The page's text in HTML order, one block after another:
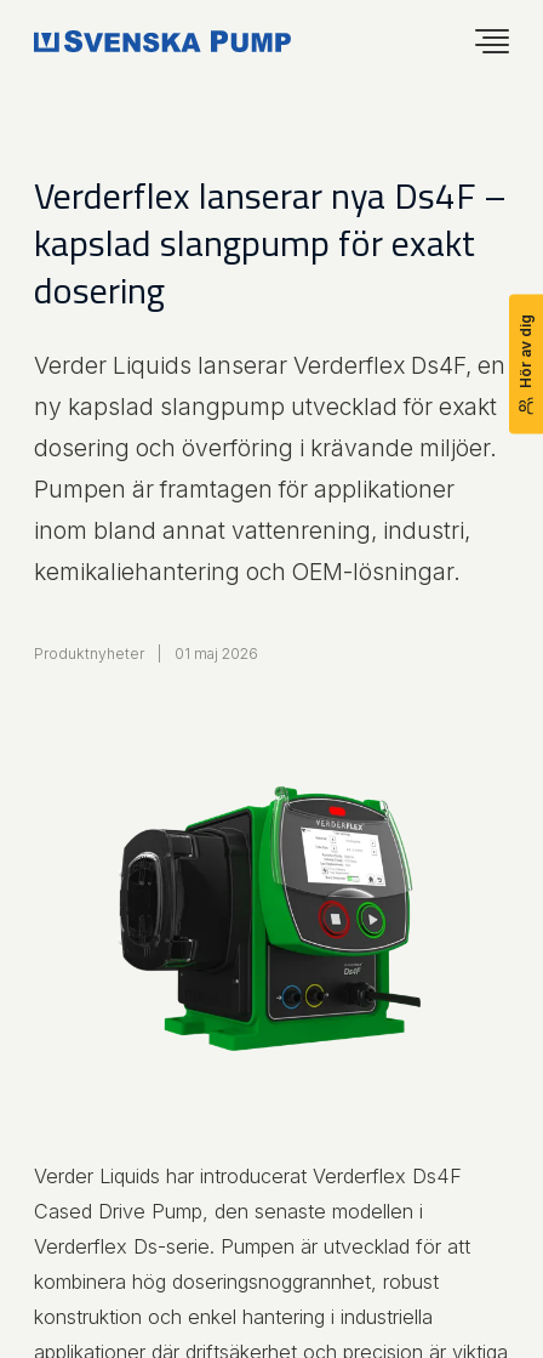
Hör av dig
Verderflex lanserar nya Ds4F –
kapslad slangpump för exakt
dosering
Verder Liquids lanserar Verderflex Ds4F, en
ny kapslad slangpump utvecklad för exakt
dosering och överföring i krävande miljöer.
Pumpen är framtagen för applikationer
inom bland annat vattenrening, industri,
kemikaliehantering och OEM-lösningar.
Produktnyheter 01 maj 2026
Verder Liquids har introducerat Verderflex Ds4F
Cased Drive Pump, den senaste modellen i
Verderflex Ds-serie. Pumpen är utvecklad för att
kombinera hög doseringsnoggrannhet, robust
konstruktion och enkel hantering i industriella
applikationer där driftsäkerhet och precision är viktiga